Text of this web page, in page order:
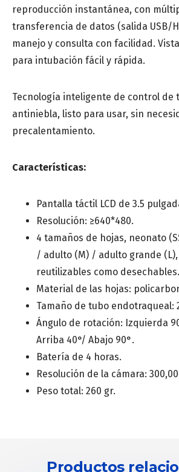
Mensaje
reproducción instantánea, con
transferencia de datos (salida USB/
manejo y consulta con facilidad.
para intubación fácil y rápida.
Tecnología inteligente de control de
antiniebla, listo para usar, sin
precalentamiento.
Características:
Pantalla táctil LCD de 3.5
Resolución: ≥640*480.
4 tamaños de hojas, neonato
/ adulto (M) / adulto grande
reutilizables como desechables.
Material de las hojas:
Tamaño de tubo endotraqueal:
Ángulo de rotación: Izquierda
Arriba 40°/ Abajo 90°.
Batería de 4 horas.
Resolución de la cámara:
Peso total: 260 gr.
Productos